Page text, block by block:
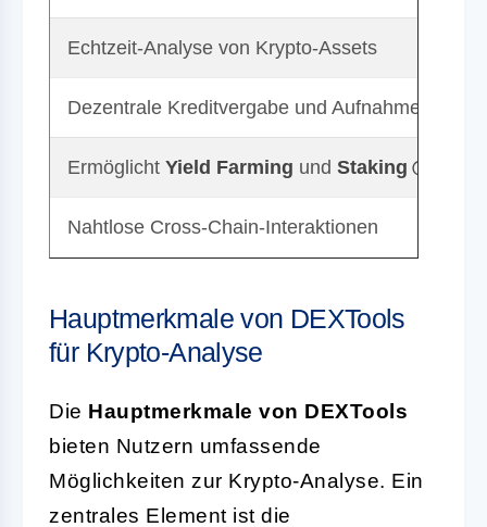
Echtzeit-Analyse von Krypto-Assets
Dezentrale Kreditvergabe und Aufnahme
Ermöglicht Yield Farming und Staking
Nahtlose Cross-Chain-Interaktionen
Hauptmerkmale von DEXTools
für Krypto-Analyse
Die Hauptmerkmale von DEXTools
bieten Nutzern umfassende
Möglichkeiten zur Krypto-Analyse. Ein
zentrales Element ist die